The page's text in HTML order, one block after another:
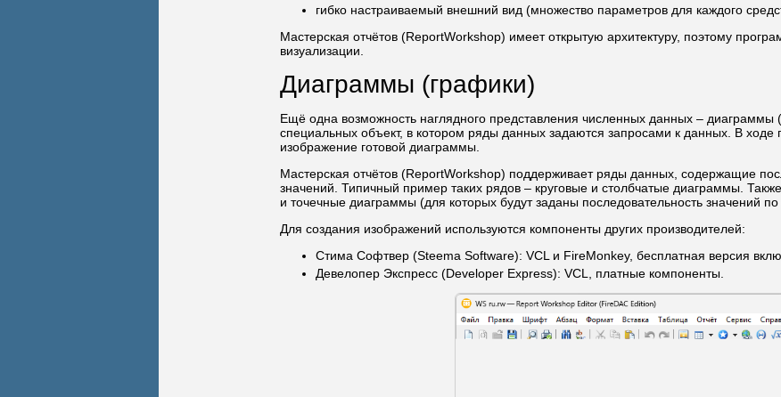
гибко настраиваемый внешний вид (множество параметров для каждого
Мастерская отчётов (ReportWorkshop) имеет открытую архитектуру, поэтому
визуализации.
Диаграммы (графики)
Ещё одна возможность наглядного представления численных данных – диаграммы
специальных объект, в котором ряды данных задаются запросами к данных. В ходе
изображение готовой диаграммы.
Мастерская отчётов (ReportWorkshop) поддерживает ряды данных, содержащие
значений. Типичный пример таких рядов – круговые и столбчатые диаграммы.
и точечные диаграммы (для которых будут заданы последовательность значений
Для создания изображений используются компоненты других производителей:
Стима Софтвер (Steema Software): VCL и FireMonkey, бесплатная версия
Девелопер Экспресс (Developer Express): VCL, платные компоненты.